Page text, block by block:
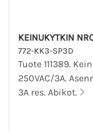
772-KK3-SP3D
Tuote 111389.
250VAC/3A.
3A res. Abikot.